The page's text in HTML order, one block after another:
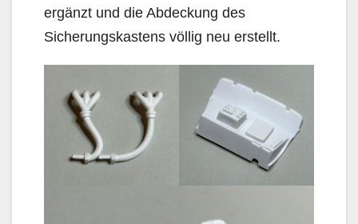
ergänzt und die Abdeckung des
Sicherungskastens völlig neu erstellt.